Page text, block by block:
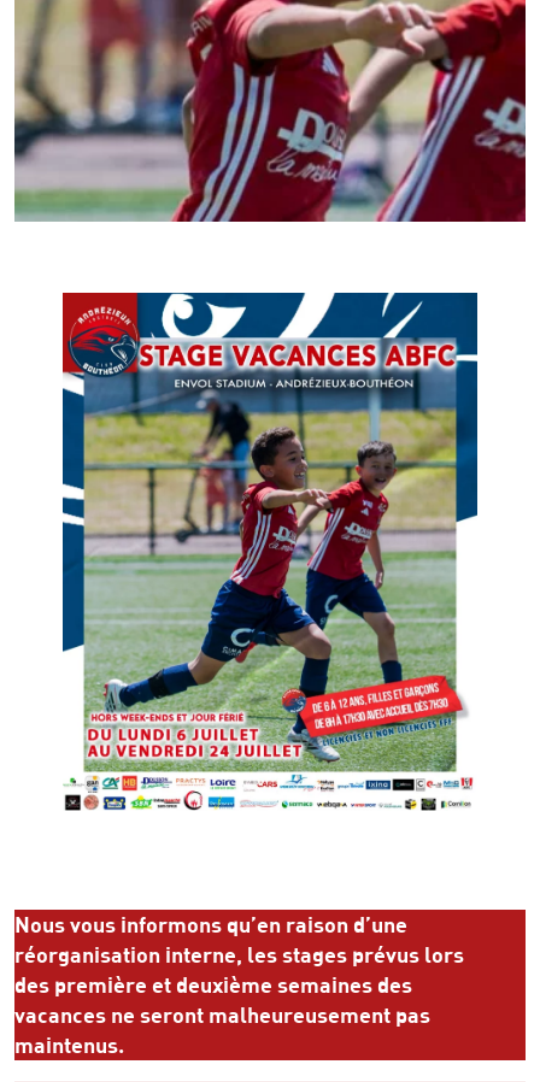
Nous vous informons qu’en raison d’une
réorganisation interne, les stages prévus lors
des première et deuxième semaines des
vacances ne seront malheureusement pas
maintenus.